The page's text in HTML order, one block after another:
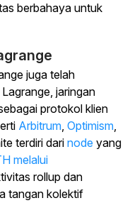
berbahaya untuk
juga telah
jaringan
protokol klien
Arbitrum, Optimism,
terdiri dari node yang
melalui
rollup dan
tangan kolektif